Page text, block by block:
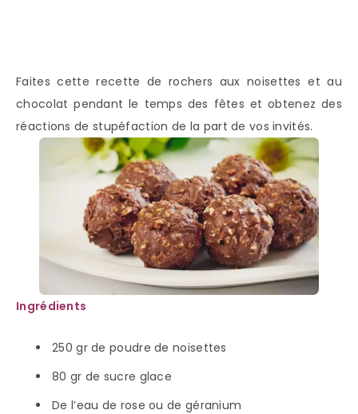
Faites cette recette de rochers aux noisettes et au
chocolat pendant le temps des fêtes et obtenez des
réactions de stupéfaction de la part de vos invités.
Ingrédients
250 gr de poudre de noisettes
80 gr de sucre glace
De l’eau de rose ou de géranium